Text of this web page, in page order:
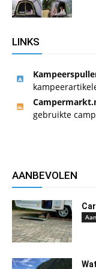
LINKS
gebruikte
AANBEVOLEN